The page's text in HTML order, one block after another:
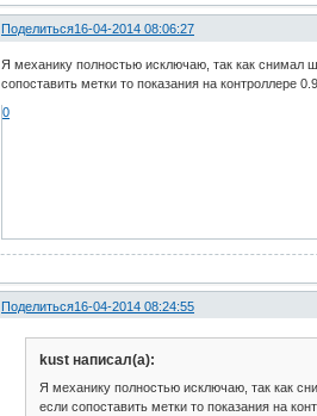
Поделиться16-04-2014 08:06:27
Я механику полностью исключаю, так как снимал
сопоставить метки то показания на контроллере 0.9
0
Поделиться16-04-2014 08:24:55
kust написал(а):
Я механику полностью исключаю, так как
если сопоставить метки то показания на